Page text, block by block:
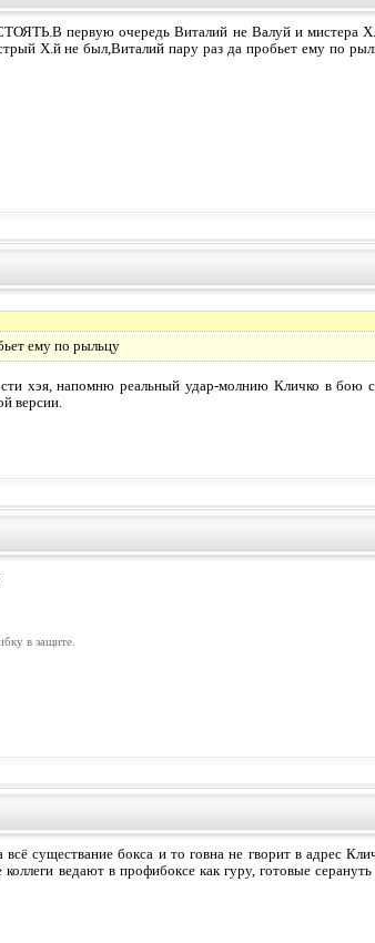
первую очередь Виталий не Валуй и мистера
Х.й не был,Виталий пару раз да пробьет ему по
ему по рыльцу
хэя, напомню реальный удар-молнию Кличко в бою
версии.
в защите.
существание бокса и то говна не гворит в адрес
ведают в профибоксе как гуру, готовые